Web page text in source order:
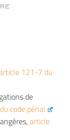
121-7 du
de
code pénal
article